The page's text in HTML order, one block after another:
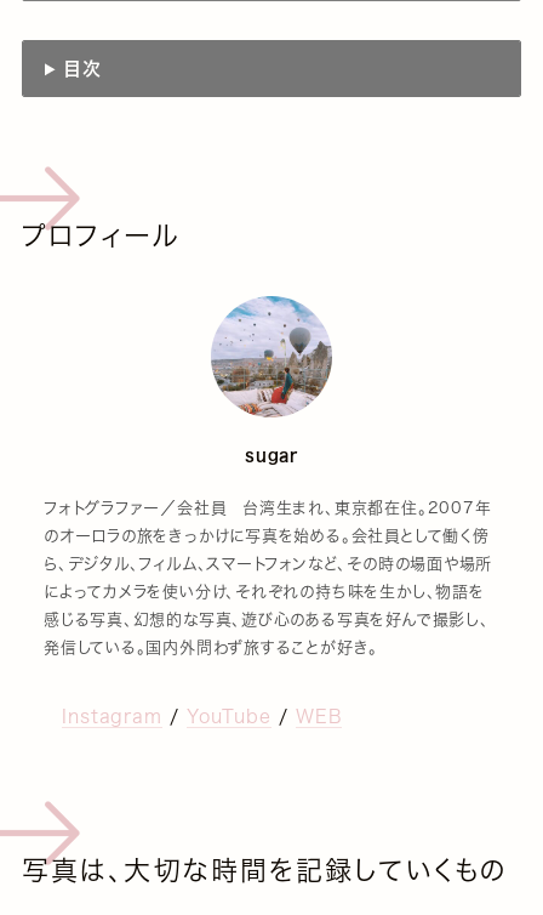
目次
プロフィール
sugar
フォトグラファー／会社員 台湾生まれ、東京都在住。2007年
のオーロラの旅をきっかけに写真を始める。会社員として働く傍
ら、デジタル、フィルム、スマートフォンなど、その時の場面や場所
によってカメラを使い分け、それぞれの持ち味を生かし、物語を
感じる写真、幻想的な写真、遊び心のある写真を好んで撮影し、
発信している。国内外問わず旅することが好き。
Instagram / YouTube / WEB
写真は、大切な時間を記録していくもの